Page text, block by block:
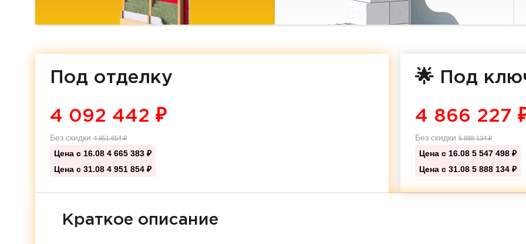
Под отделку
4 092 442 ₽
Без скидки 4 951 854₽
Цена с 16.08 4 665 383 ₽
Цена с 31.08 4 951 854 ₽
🌟 Под
4 866 227
Без скидки 5 888 134₽
Цена с 16.08 5 547 498 ₽
Цена с 31.08 5 888 134 ₽
Краткое описание